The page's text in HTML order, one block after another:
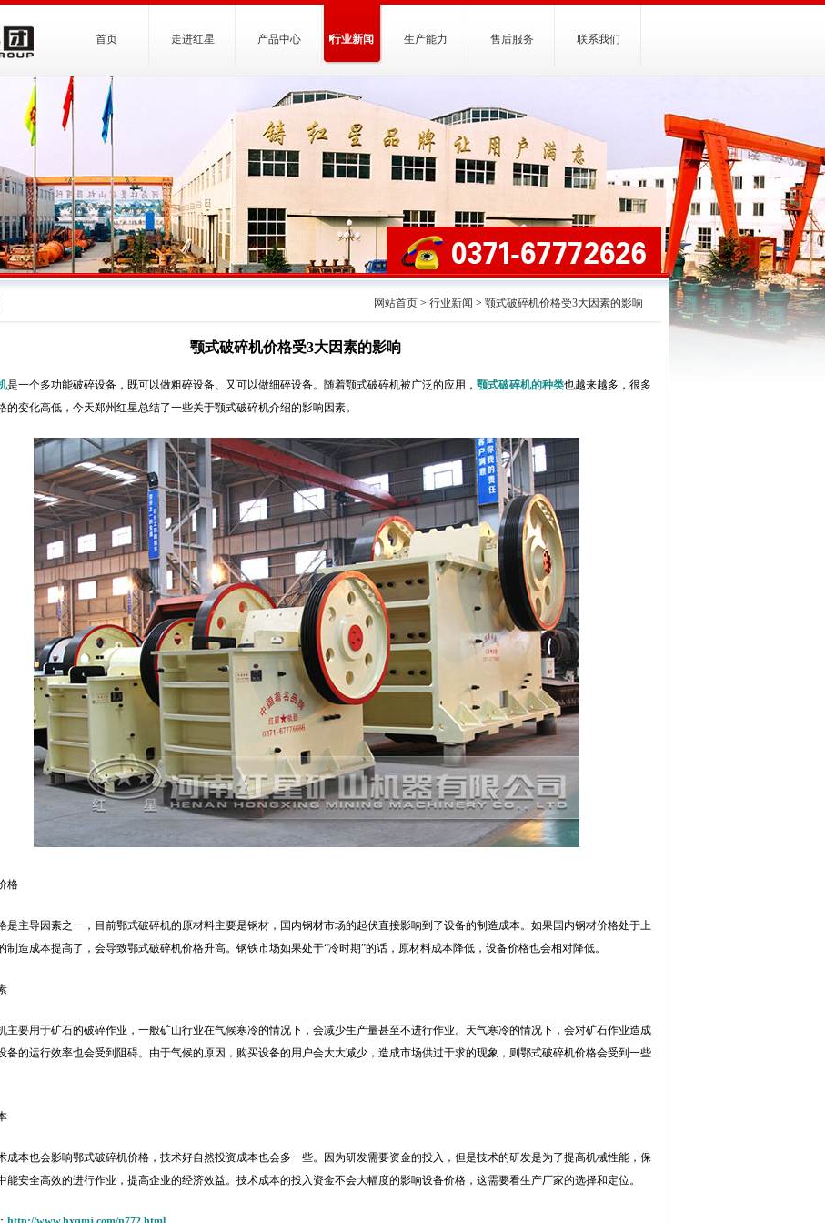
首页 走进红星 产品中心 行业新闻 生产能力 售后服务 联系我们
网站首页> 行业新闻 > 颚式破碎机价格受3大因素的影响
颚式破碎机价格受3大因素的影响
是一个多功能破碎设备，既可以做粗碎设备、又可以做细碎设备。随着颚式破碎机被广泛的应用， 颚式破碎机的种类也越来越多，很多
的变化高低，今天郑州红星总结了一些关于颚式破碎机介绍的影响因素。
格
是主导因素之一，目前鄂式破碎机的原材料主要是钢材，国内钢材市场的起伏直接影响到了设备的制造成本。如果国内钢材价格处于上
制造成本提高了，会导致鄂式破碎机价格升高。钢铁市场如果处于“冷时期”的话，原材料成本降低，设备价格也会相对降低。
主要用于矿石的破碎作业，一般矿山行业在气候寒冷的情况下，会减少生产量甚至不进行作业。天气寒冷的情况下，会对矿石作业造成
备的运行效率也会受到阻碍。由于气候的原因，购买设备的用户会大大减少，造成市场供过于求的现象，则鄂式破碎机价格会受到一些
成本也会影响鄂式破碎机价格，技术好自然投资成本也会多一些。因为研发需要资金的投入，但是技术的研发是为了提高机械性能，保
能安全高效的进行作业，提高企业的经济效益。技术成本的投入资金不会大幅度的影响设备价格，这需要看生产厂家的选择和定位。